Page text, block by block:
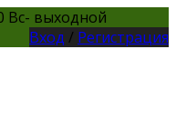
Вс- выходной
Вход / Регистрация